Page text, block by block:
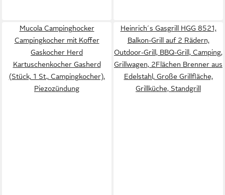
Mucola Campinghocker
Campingkocher mit Koffer
Gaskocher Herd
Kartuschenkocher Gasherd
(Stück, 1 St., Campingkocher),
Piezozündung
Heinrich´s Gasgrill ‎HGG 8521,
Balkon-Grill auf 2 Rädern,
Outdoor-Grill, BBQ-Grill, Camping,
Grillwagen, 2Flächen Brenner aus
Edelstahl, Große Grillfläche,
Grillküche, Standgrill